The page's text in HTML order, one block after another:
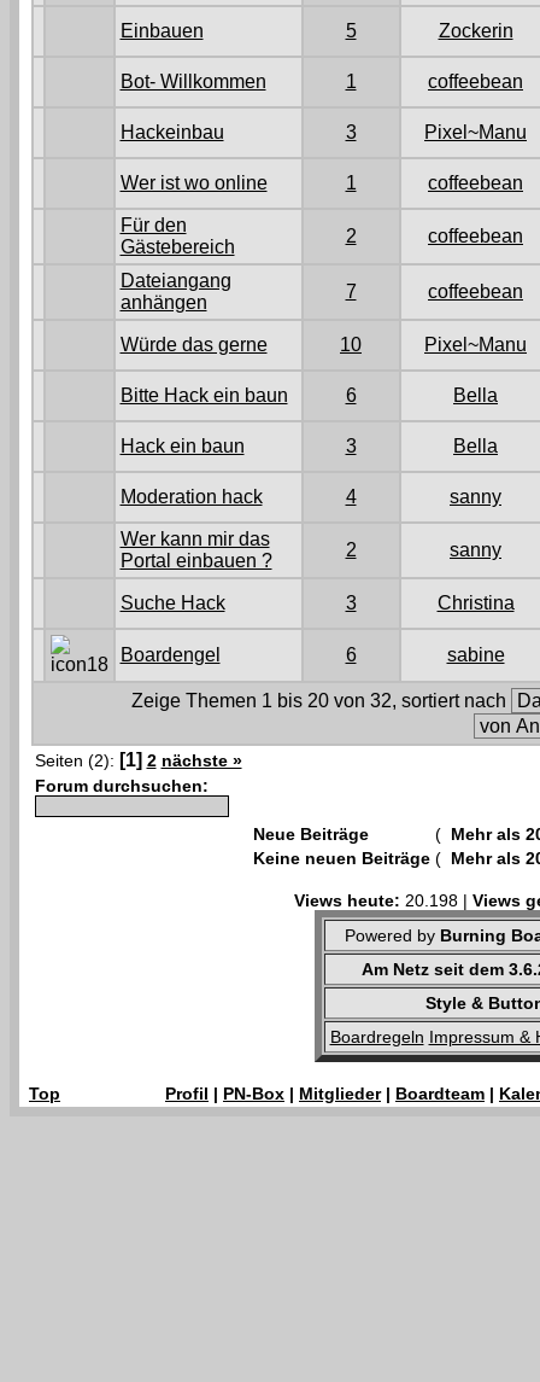
Einbauen 5 Zockerin
Bot- Willkommen 1 coffeebean
Hackeinbau 3 Pixel~Manu
Wer ist wo online 1 coffeebean
Für den
Gästebereich
2 coffeebean
Dateiangang
anhängen
7 coffeebean
Würde das gerne 10 Pixel~Manu
Bitte Hack ein baun 6 Bella
Hack ein baun 3 Bella
Moderation hack 4 sanny
Wer kann mir das
Portal einbauen ?
2 sanny
Suche Hack 3 Christina
Boardengel 6 sabine
Zeige Themen 1 bis 20 von 32, sortiert nach
Seiten (2): [1] 2 nächste »
Forum durchsuchen:
Neue Beiträge ( Mehr als
Keine neuen Beiträge ( Mehr als
Views heute: 20.198 | Views
Powered by Burning
Am Netz seit dem
Style &
Boardregeln Impressum &
Top Profil | PN-Box | Mitglieder| Boardteam |